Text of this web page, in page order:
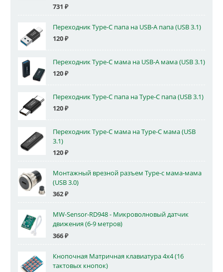
731 ₽
Переходник Type-C папа на USB-A папа (USB 3.1)
120₽
Переходник Type-C мама на USB-A мама (USB 3.1)
120₽
Переходник Type-C папа на Type-C папа (USB 3.1)
120₽
Переходник Type-C мама на Type-C мама (USB
3.1)
120₽
Монтажный врезной разъем Type-c мама-мама
(USB 3.0)
362₽
MW-Sensor-RD948 - Микроволновый датчик
движения (6-9 метров)
366₽
Кнопочная Матричная клавиатура 4x4 (16
тактовых кнопок)